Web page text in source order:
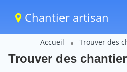
Chantier artisan
Accueil Trouver des
Trouver des